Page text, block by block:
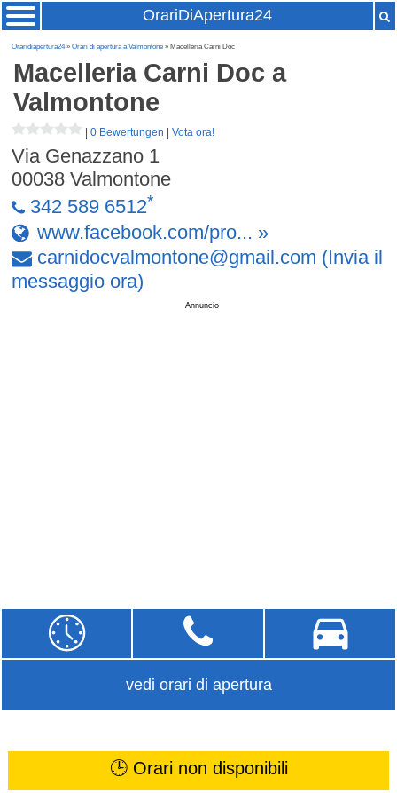
OrariDiApertura24
Oraridiapertura24»Orari di apertura a Valmontone » Macelleria Carni Doc
Macelleria Carni Doc a
Valmontone
|0 Bewertungen |Vota ora!
Via Genazzano 1
00038 Valmontone
342 589 6512*
www.facebook.com/pro... »
carnidocvalmontone@gmail .com (Invia il
messaggio ora)
Annuncio
vedi orari di apertura
🕒 Orari non disponibili